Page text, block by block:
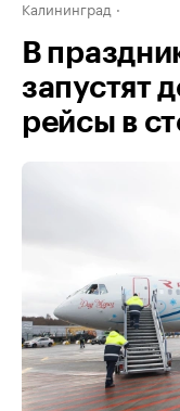
Калининград
В
запустят
рейсы в